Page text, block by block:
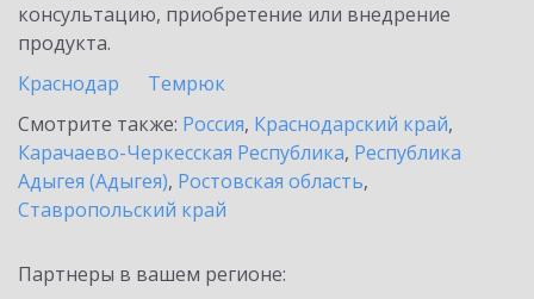
консультацию, приобретение или внедрение
продукта.
Краснодар
Темрюк
Смотрите также: Россия, Краснодарский край,
Карачаево-Черкесская Республика, Республика
Адыгея (Адыгея), Ростовская область,
Ставропольский край
Партнеры в вашем регионе: